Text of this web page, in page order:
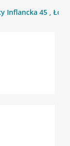
Inflancka 45 , Łódź